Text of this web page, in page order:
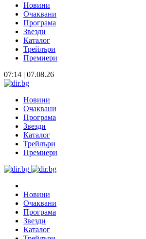
Новини
Очаквани
Програма
Звезди
Каталог
Трейлъри
Премиери
07:14 | 07.08.26
Новини
Очаквани
Програма
Звезди
Каталог
Трейлъри
Премиери
Новини
Очаквани
Програма
Звезди
Каталог